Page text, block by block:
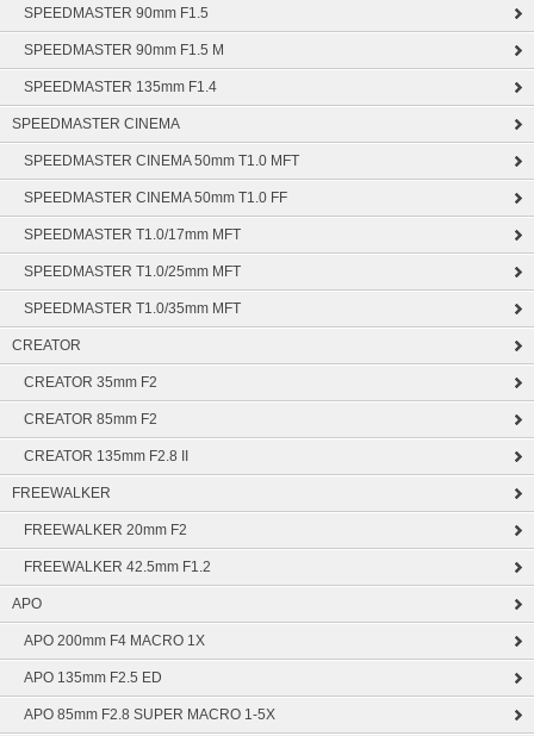
SPEEDMASTER 90mm F1.5
SPEEDMASTER 90mm F1.5 M
SPEEDMASTER 135mm F1.4
SPEEDMASTER CINEMA
SPEEDMASTER CINEMA 50mm T1.0 MFT
SPEEDMASTER CINEMA 50mm T1.0 FF
SPEEDMASTER T1.0/17mm MFT
SPEEDMASTER T1.0/25mm MFT
SPEEDMASTER T1.0/35mm MFT
CREATOR
CREATOR 35mm F2
CREATOR 85mm F2
CREATOR 135mm F2.8 II
FREEWALKER
FREEWALKER 20mm F2
FREEWALKER 42.5mm F1.2
APO
APO 200mm F4 MACRO 1X
APO 135mm F2.5 ED
APO 85mm F2.8 SUPER MACRO 1-5X